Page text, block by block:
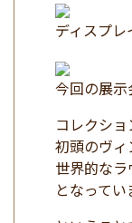
ディスプ
今回の展
コレクシ
初頭のヴィ
世界的な
となってい